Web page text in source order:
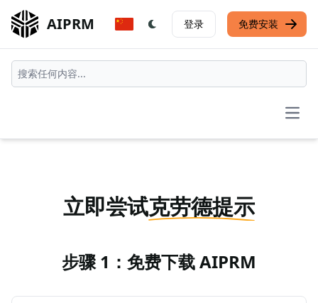
AIPRM 登录 免费安装
立即尝试克劳德提示
步骤 1：免费下载 AIPRM